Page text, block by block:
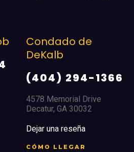
Condado de
Douglas
(770) 942-2633
8517 Hospital Dr. C
Douglasville, GA 30134
Dejar una reseña
CÓMO LLEGAR